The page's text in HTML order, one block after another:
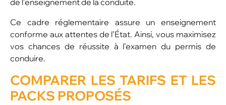
de l’enseignement de la conduite.
Ce cadre réglementaire assure un enseignement
conforme aux attentes de l’État. Ainsi, vous maximisez
vos chances de réussite à l’examen du permis de
conduire.
COMPARER LES TARIFS ET LES
PACKS PROPOSÉS